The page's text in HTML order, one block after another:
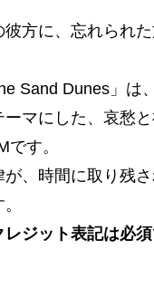
方に、忘れられ
Sand Dunes」は
マにした、哀愁
す。
、時間に取り残
ジット表記は必須